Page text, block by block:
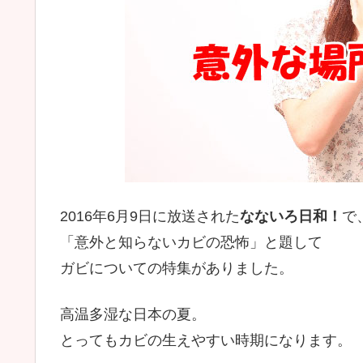
2016年6月9日に放送されたなないろ日和！ で
「 意外と知らないカビの恐怖 」と題して
ガビについての特集がありました。
高温多湿な日本の夏。
とってもカビの生えやすい時期になります。